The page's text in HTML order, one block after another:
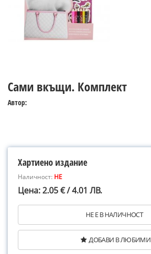
Сами вкъщи. Комплект
Автор:
Хартиено издание
Наличност: НЕ
Цена: 2.05 € / 4.01 ЛВ.
НЕ Е В НАЛИЧНОСТ
ДОБАВИ В ЛЮБИМИ